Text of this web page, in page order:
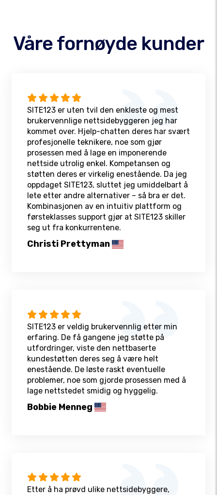
Våre fornøyde kunder
SITE123 er uten tvil den enkleste og mest
brukervennlige nettsidebyggeren jeg har
kommet over. Hjelp-chatten deres har svært
profesjonelle teknikere, noe som gjør
prosessen med å lage en imponerende
nettside utrolig enkel. Kompetansen og
støtten deres er virkelig enestående. Da jeg
oppdaget SITE123, sluttet jeg umiddelbart å
lete etter andre alternativer – så bra er det.
Kombinasjonen av en intuitiv plattform og
førsteklasses support gjør at SITE123 skiller
seg ut fra konkurrentene.
Christi Prettyman
SITE123 er veldig brukervennlig etter min
erfaring. De få gangene jeg støtte på
utfordringer, viste den nettbaserte
kundestøtten deres seg å være helt
enestående. De løste raskt eventuelle
problemer, noe som gjorde prosessen med å
lage nettstedet smidig og hyggelig.
Bobbie Menneg
Etter å ha prøvd ulike nettsidebyggere,